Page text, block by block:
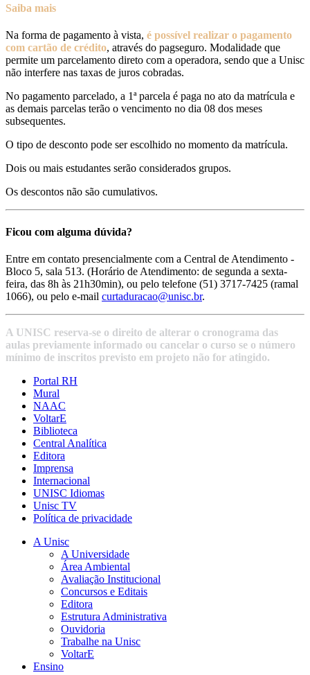
Saiba mais
Na forma de pagamento à vista, é possível realizar o pagamento
com cartão de crédito, através do pagseguro. Modalidade que
permite um parcelamento direto com a operadora, sendo que a Unisc
não interfere nas taxas de juros cobradas.
No pagamento parcelado, a 1ª parcela é paga no ato da matrícula e
as demais parcelas terão o vencimento no dia 08 dos meses
subsequentes.
O tipo de desconto pode ser escolhido no momento da matrícula.
Dois ou mais estudantes serão considerados grupos.
Os descontos não são cumulativos.
Ficou com alguma dúvida?
Entre em contato presencialmente com a Central de Atendimento -
Bloco 5, sala 513. (Horário de Atendimento: de segunda a sexta-
feira, das 8h às 21h30min), ou pelo telefone (51) 3717-7425 (ramal
1066), ou pelo e-mail curtaduracao@unisc.br.
A UNISC reserva-se o direito de alterar o cronograma das
aulas previamente informado ou cancelar o curso se o número
mínimo de inscritos previsto em projeto não for atingido.
Portal RH
Mural
NAAC
VoltarE
Biblioteca
Central Analítica
Editora
Imprensa
Internacional
UNISC Idiomas
Unisc TV
Política de privacidade
A Unisc
A Universidade
Área Ambiental
Avaliação Institucional
Concursos e Editais
Editora
Estrutura Administrativa
Ouvidoria
Trabalhe na Unisc
VoltarE
Ensino